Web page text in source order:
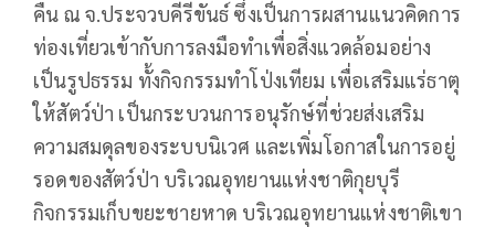
คืน ณ จ.ประจวบคีรีขันธ์ ซึ่งเป็นการผสานแนวคิดการ
ท่องเที่ยวเข้ากับการลงมือทำเพื่อสิ่งแวดล้อมอย่าง
เป็นรูปธรรม ทั้งกิจกรรมทำโป่งเทียม เพื่อเสริมแร่ธาตุ
ให้สัตว์ป่า เป็นกระบวนการอนุรักษ์ที่ช่วยส่งเสริม
ความสมดุลของระบบนิเวศ และเพิ่มโอกาสในการอยู่
รอดของสัตว์ป่า บริเวณอุทยานแห่งชาติกุยบุรี
กิจกรรมเก็บขยะชายหาด บริเวณอุทยานแห่งชาติเขา